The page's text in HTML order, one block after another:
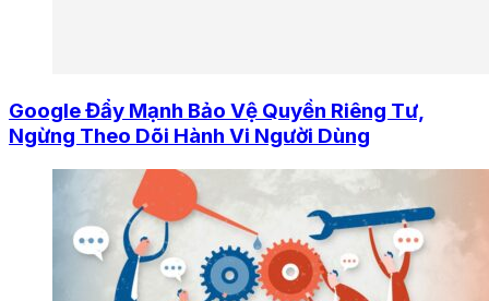
Google Đẩy Mạnh Bảo Vệ Quyền Riêng Tư,
Ngừng Theo Dõi Hành Vi Người Dùng